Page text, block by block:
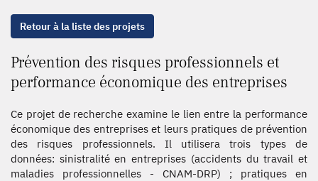
Retour à la liste des projets
Prévention des risques professionnels et
performance économique des entreprises
Ce projet de recherche examine le lien entre la performance
économique des entreprises et leurs pratiques de prévention
des risques professionnels. Il utilisera trois types de
données: sinistralité en entreprises (accidents du travail et
maladies professionnelles - CNAM-DRP) ; pratiques en